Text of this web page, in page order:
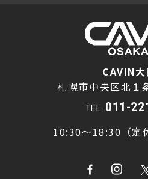
CAVIN大
札幌市中央区北１
TEL. 011-
10:30～18:30（定